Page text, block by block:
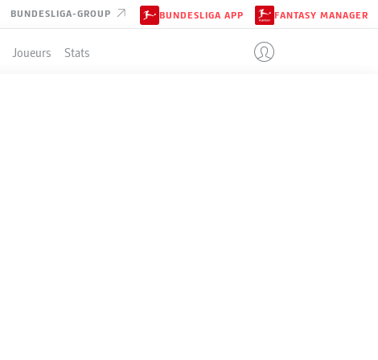
BUNDESLIGA-GROUP BUNDESLIGA APP FANTASY MANAGER
Joueurs Stats